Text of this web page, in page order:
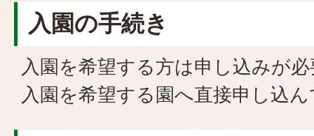
入園の手続き
入園を希望する方は申し込みが
入園を希望する園へ直接申し込